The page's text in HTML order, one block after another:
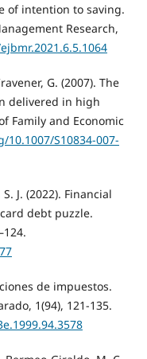
of intention to saving.
Research,
G. (2007). The
delivered in high
Family and Economic
S10834-007-
J. (2022). Financial
debt puzzle.
de impuestos.
1(94), 121-135.